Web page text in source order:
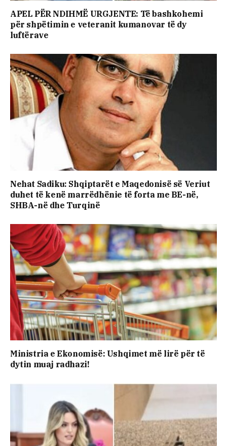
APEL PËR NDIHMË URGJENTE: Të bashkohemi
për shpëtimin e veteranit kumanovar të dy
luftërave
Nehat Sadiku: Shqiptarët e Maqedonisë së Veriut
duhet të kenë marrëdhënie të forta me BE-në,
SHBA-në dhe Turqinë
Ministria e Ekonomisë: Ushqimet më lirë për të
dytin muaj radhazi!